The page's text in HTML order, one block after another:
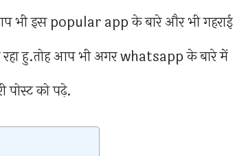
भी इस popular app के बारे और भी गहराई
हु.तोह आप भी अगर whatsapp के बारे में
पोस्ट को पढ़े.